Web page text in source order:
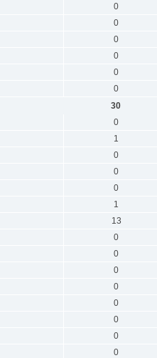
0
0
0
0
0
0
30
0
1
0
0
0
1
13
0
0
0
0
0
0
0
0